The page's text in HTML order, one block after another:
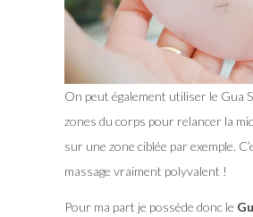
On peut également utiliser le Gua
zones du corps pour relancer la
sur une zone ciblée par exemple.
massage vraiment polyvalent !
Pour ma part je possède donc le